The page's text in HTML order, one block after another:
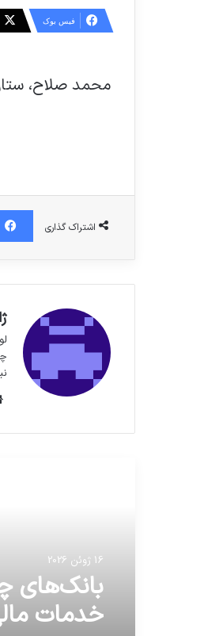
فیس بوک
محمد صلاح، ستاره مصری
اشتراک گذاری
16 ژوئن 2026
بانک‌های
خدمات